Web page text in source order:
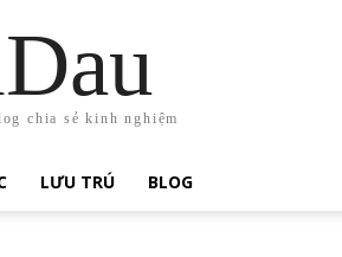
chia sẻ kinh nghiệm
LƯU TRÚ BLOG